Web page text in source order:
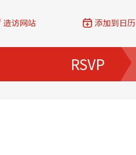
造访网站 添加到日历
RSVP